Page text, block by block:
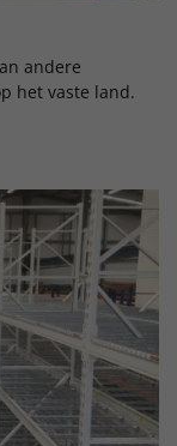
andere
het vaste land.